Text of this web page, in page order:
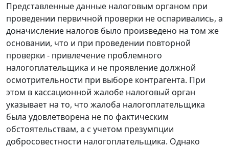
Представленные данные налоговым органом при
проведении первичной проверки не оспаривались, а
доначисление налогов было произведено на том же
основании, что и при проведении повторной
проверки - привлечение проблемного
налогоплательщика и не проявление должной
осмотрительности при выборе контрагента. При
этом в кассационной жалобе налоговый орган
указывает на то, что жалоба налогоплательщика
была удовлетворена не по фактическим
обстоятельствам, а с учетом презумпции
добросовестности налогоплательщика. Однако